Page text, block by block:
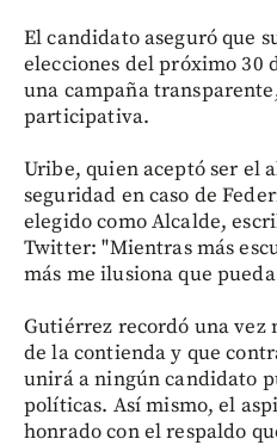
El candidato aseguró que
elecciones del próximo 30
una campaña
participativa.
Uribe, quien aceptó ser el
seguridad en caso de
elegido como Alcalde,
Twitter: "Mientras más
más me ilusiona que
Gutiérrez recordó una vez
de la contienda y que
unirá a ningún candidato
políticas. Así mismo, el
honrado con el respaldo